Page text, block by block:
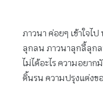
ภาวนา ค่อยๆ เข้าใจไ
ลุกลน ภาวนาลุกลี้ลุกล
ไม่ได้อะไร ความอยา
ดิ้นรน ความปรุงแต่งข